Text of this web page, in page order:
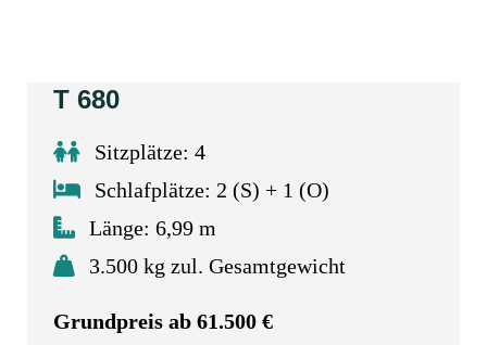
T 680
Sitzplätze: 4
Schlafplätze: 2 (S) + 1 (O)
Länge: 6,99 m
3.500 kg zul. Gesamtgewicht
Grundpreis ab 61.500 €